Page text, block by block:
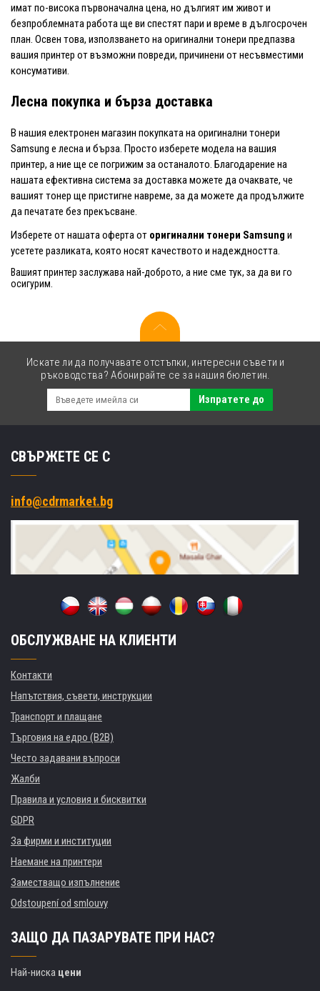
имат по-висока първоначална цена, но дългият им живот и
безпроблемната работа ще ви спестят пари и време в дългосрочен
план. Освен това, използването на оригинални тонери предпазва
вашия принтер от възможни повреди, причинени от несъвместими
консумативи.
Лесна покупка и бърза доставка
В нашия електронен магазин покупката на оригинални тонери
Samsung е лесна и бърза. Просто изберете модела на вашия
принтер, а ние ще се погрижим за останалото. Благодарение на
нашата ефективна система за доставка можете да очаквате, че
вашият тонер ще пристигне навреме, за да можете да продължите
да печатате без прекъсване.
Изберете от нашата оферта от оригинални тонери Samsung и
усетете разликата, която носят качеството и надеждността.
Вашият принтер заслужава най-доброто, а ние сме тук, за да ви го
осигурим.
Искате ли да получавате отстъпки, интересни съвети и
ръководства? Абонирайте се за нашия бюлетин.
Изпратете до
СВЪРЖЕТЕ СЕ С
info@cdrmarket.bg
ОБСЛУЖВАНЕ НА КЛИЕНТИ
Контакти
Напътствия, съвети, инструкции
Транспорт и плащане
Търговия на едро (B2B)
Често задавани въпроси
Жалби
Правила и условия и бисквитки
GDPR
За фирми и институции
Наемане на принтери
Заместващо изпълнение
Odstoupení od smlouvy
ЗАЩО ДА ПАЗАРУВАТЕ ПРИ НАС?
Най-ниска цени